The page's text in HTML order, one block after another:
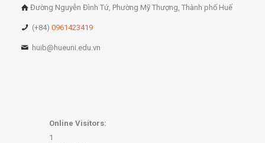
Đường Nguyễn Đình Tứ, Phường Mỹ Thượng, Thành phố Huế
(+84)0961423419
huib@hueuni.edu.vn
Online Visitors:
1